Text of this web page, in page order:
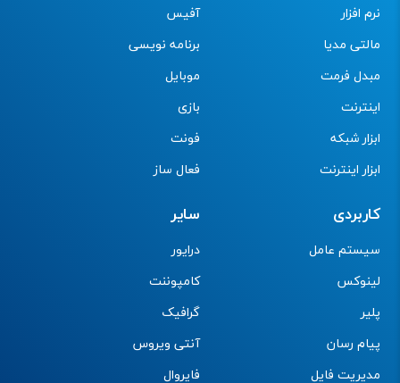
نرم افزار
مالتی مدیا
مبدل فرمت
اینترنت
ابزار شبکه
ابزار اینترنت
آفیس
برنامه نویسی
موبایل
بازی
فونت
فعال ساز
کاربردی
سیستم عامل
لینوکس
پلیر
پیام رسان
مدیریت فایل
سایر
درایور
کامپوننت
گرافیک
آنتی ویروس
فایروال